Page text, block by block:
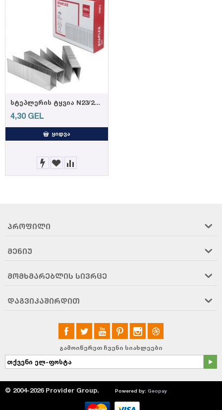
სტეპლერის ტყვია N23/23 # 0014 (6921734900142)
4,30 GEL
ᲧᲘᲓᲕᲐ
ᲞᲠᲝᲤᲘᲚᲘ
ᲛᲔᲜᲘᲣ
ᲛᲝᲛᲮᲛᲐᲠᲔᲑᲚᲘᲡ ᲡᲘᲕᲠᲪᲔ
ᲓᲐᲒᲕᲘᲙᲐᲨᲘᲠᲓᲘᲗ
გამოიწერეთ ჩვენი სიახლეები
© 2004-2026 Provider Group. Powered by: Geopay